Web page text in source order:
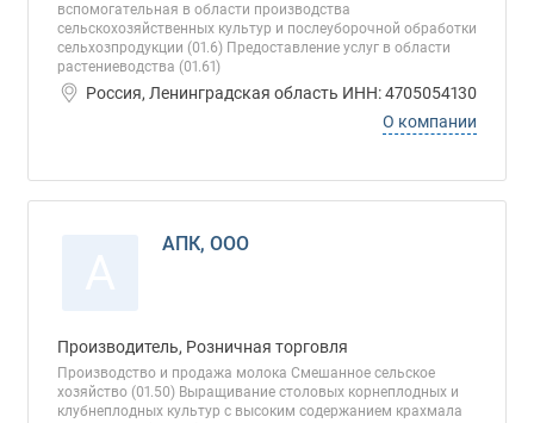
вспомогательная в области производства
сельскохозяйственных культур и послеуборочной обработки
сельхозпродукции (01.6) Предоставление услуг в области
растениеводства (01.61)
Россия, Ленинградская область ИНН: 4705054130
О компании
АПК, ООО
Производитель, Розничная торговля
Производство и продажа молока Смешанное сельское
хозяйство (01.50) Выращивание столовых корнеплодных и
клубнеплодных культур с высоким содержанием крахмала